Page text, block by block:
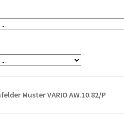
Muster VARIO AW.10.82/P